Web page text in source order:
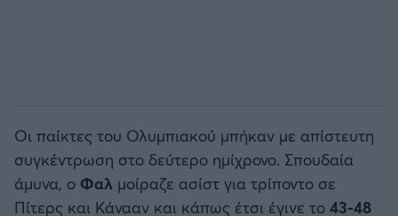
Οι παίκτες του Ολυμπιακού μπήκαν με απίστευτη
συγκέντρωση στο δεύτερο ημίχρονο. Σπουδαία
άμυνα, ο Φαλ μοίραζε ασίστ για τρίποντο σε
Πίτερς και Κάνααν και κάπως έτσι έγινε το 43-48